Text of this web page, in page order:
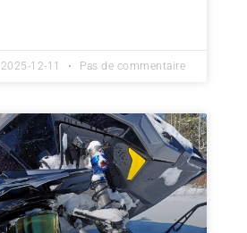
2025-12-11 Pas de commentaire